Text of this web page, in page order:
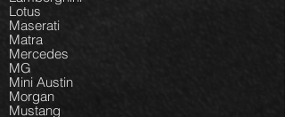
Lotus
Maserati
Matra
Mercedes
MG
Mini Austin
Morgan
Mustang